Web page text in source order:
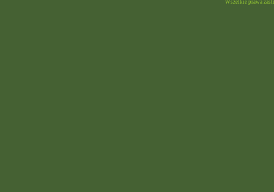
Wszelkie prawa